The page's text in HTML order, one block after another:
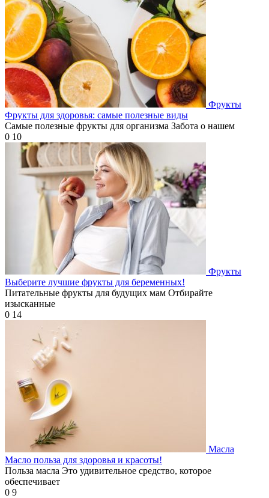
Фрукты
Фрукты для здоровья: самые полезные виды
Самые полезные фрукты для организма Забота о нашем
0 10
Фрукты
Выберите лучшие фрукты для беременных!
Питательные фрукты для будущих мам Отбирайте
изысканные
0 14
Масла
Масло польза для здоровья и красоты!
Польза масла Это удивительное средство, которое
обеспечивает
0 9